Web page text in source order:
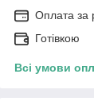
Оплата за
Готівкою
Всі умови